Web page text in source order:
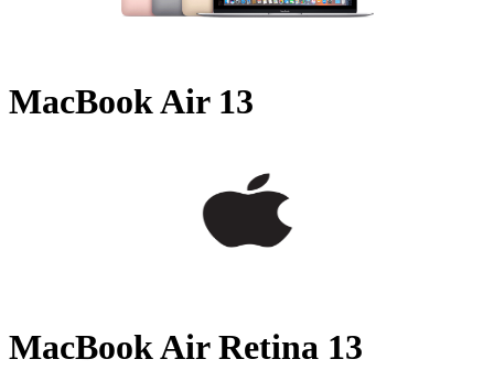
MacBook Air 13
MacBook Air Retina 13